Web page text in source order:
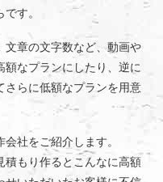
す。
文章の文字数など、動画や
額なプランにしたり、逆に
さらに低額なプランを用意
社をご紹介します。
積もり作るとこんなに高額